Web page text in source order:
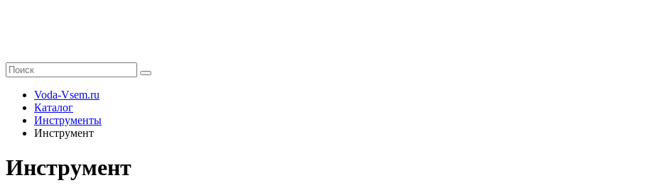
Voda-Vsem.ru
Каталог
Инструменты
Инструмент
Инструмент